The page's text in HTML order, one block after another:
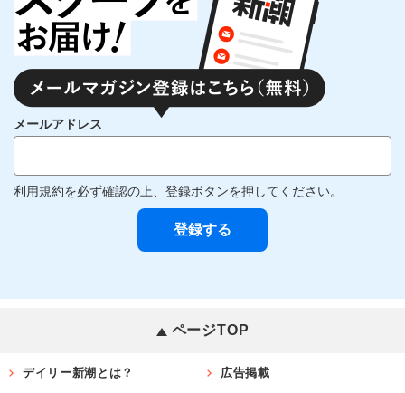
メールアドレス
利用規約を必ず確認の上、登録ボタンを押してください。
ページTOP
デイリー新潮とは？ 広告掲載